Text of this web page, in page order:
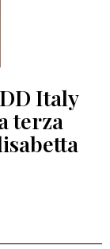
Italy
terza